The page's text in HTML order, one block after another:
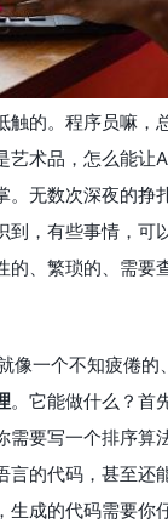
触的。程序员嘛，
艺术品，怎么能让
。无数次深夜的挣
到，有些事情，可
的、繁琐的、需要
像一个不知疲倦的
。它能做什么？首
需要写一个排序算
言的代码，甚至还
生成的代码需要你